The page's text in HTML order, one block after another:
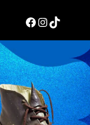
Facebook InstagramTikTok